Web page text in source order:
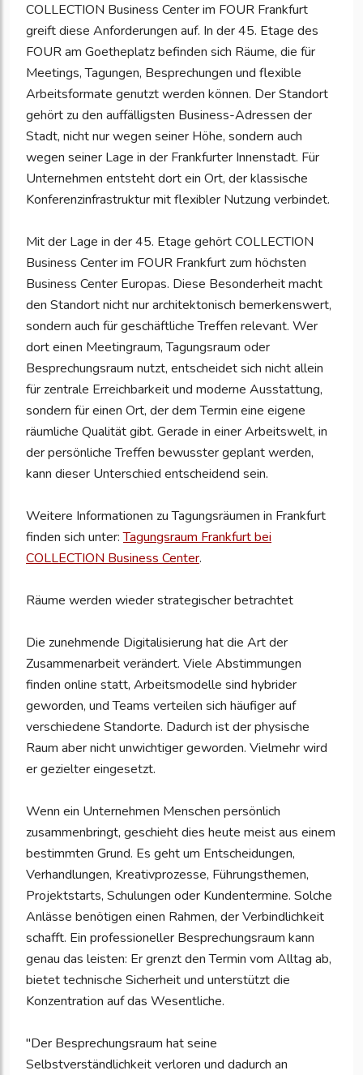
COLLECTION Business Center im FOUR Frankfurt
greift diese Anforderungen auf. In der 45. Etage des
FOUR am Goetheplatz befinden sich Räume, die für
Meetings, Tagungen, Besprechungen und flexible
Arbeitsformate genutzt werden können. Der Standort
gehört zu den auffälligsten Business-Adressen der
Stadt, nicht nur wegen seiner Höhe, sondern auch
wegen seiner Lage in der Frankfurter Innenstadt. Für
Unternehmen entsteht dort ein Ort, der klassische
Konferenzinfrastruktur mit flexibler Nutzung verbindet.
Mit der Lage in der 45. Etage gehört COLLECTION
Business Center im FOUR Frankfurt zum höchsten
Business Center Europas. Diese Besonderheit macht
den Standort nicht nur architektonisch bemerkenswert,
sondern auch für geschäftliche Treffen relevant. Wer
dort einen Meetingraum, Tagungsraum oder
Besprechungsraum nutzt, entscheidet sich nicht allein
für zentrale Erreichbarkeit und moderne Ausstattung,
sondern für einen Ort, der dem Termin eine eigene
räumliche Qualität gibt. Gerade in einer Arbeitswelt, in
der persönliche Treffen bewusster geplant werden,
kann dieser Unterschied entscheidend sein.
Weitere Informationen zu Tagungsräumen in Frankfurt
finden sich unter:Tagungsraum Frankfurt bei
COLLECTION Business Center.
Räume werden wieder strategischer betrachtet
Die zunehmende Digitalisierung hat die Art der
Zusammenarbeit verändert. Viele Abstimmungen
finden online statt, Arbeitsmodelle sind hybrider
geworden, und Teams verteilen sich häufiger auf
verschiedene Standorte. Dadurch ist der physische
Raum aber nicht unwichtiger geworden. Vielmehr wird
er gezielter eingesetzt.
Wenn ein Unternehmen Menschen persönlich
zusammenbringt, geschieht dies heute meist aus einem
bestimmten Grund. Es geht um Entscheidungen,
Verhandlungen, Kreativprozesse, Führungsthemen,
Projektstarts, Schulungen oder Kundentermine. Solche
Anlässe benötigen einen Rahmen, der Verbindlichkeit
schafft. Ein professioneller Besprechungsraum kann
genau das leisten: Er grenzt den Termin vom Alltag ab,
bietet technische Sicherheit und unterstützt die
Konzentration auf das Wesentliche.
"Der Besprechungsraum hat seine
Selbstverständlichkeit verloren und dadurch an